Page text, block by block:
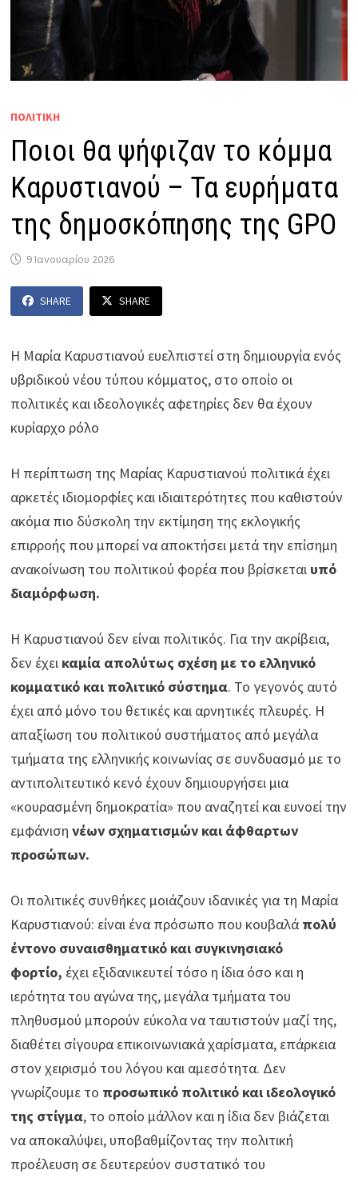
ΠΟΛΙΤΙΚΗ
Ποιοι θα ψήφιζαν το κόμμα
Καρυστιανού – Τα ευρήματα
της δημοσκόπησης της GPO
9 Ιανουαρίου 2026
SHARE SHARE
Η Μαρία Καρυστιανού ευελπιστεί στη δημιουργία ενός
υβριδικού νέου τύπου κόμματος, στο οποίο οι
πολιτικές και ιδεολογικές αφετηρίες δεν θα έχουν
κυρίαρχο ρόλο
Η περίπτωση της Μαρίας Καρυστιανού πολιτικά έχει
αρκετές ιδιομορφίες και ιδιαιτερότητες που καθιστούν
ακόμα πιο δύσκολη την εκτίμηση της εκλογικής
επιρροής που μπορεί να αποκτήσει μετά την επίσημη
ανακοίνωση του πολιτικού φορέα που βρίσκεται υπό
διαμόρφωση.
Η Καρυστιανού δεν είναι πολιτικός. Για την ακρίβεια,
δεν έχεικαμία απολύτως σχέση με το ελληνικό
κομματικό και πολιτικό σύστημα. Το γεγονός αυτό
έχει από μόνο του θετικές και αρνητικές πλευρές. Η
απαξίωση του πολιτικού συστήματος από μεγάλα
τμήματα της ελληνικής κοινωνίας σε συνδυασμό με το
αντιπολιτευτικό κενό έχουν δημιουργήσει μια
«κουρασμένη δημοκρατία» που αναζητεί και ευνοεί την
εμφάνισηνέων σχηματισμών και άφθαρτων
προσώπων.
Οι πολιτικές συνθήκες μοιάζουν ιδανικές για τη Μαρία
Καρυστιανού: είναι ένα πρόσωπο που κουβαλά πολύ
έντονο συναισθηματικό και συγκινησιακό
φορτίο, έχει εξιδανικευτεί τόσο η ίδια όσο και η
ιερότητα του αγώνα της, μεγάλα τμήματα του
πληθυσμού μπορούν εύκολα να ταυτιστούν μαζί της,
διαθέτει σίγουρα επικοινωνιακά χαρίσματα, επάρκεια
στον χειρισμό του λόγου και αμεσότητα. Δεν
γνωρίζουμε το προσωπικό πολιτικό και ιδεολογικό
της στίγμα, το οποίο μάλλον και η ίδια δεν βιάζεται
να αποκαλύψει, υποβαθμίζοντας την πολιτική
προέλευση σε δευτερεύον συστατικό του